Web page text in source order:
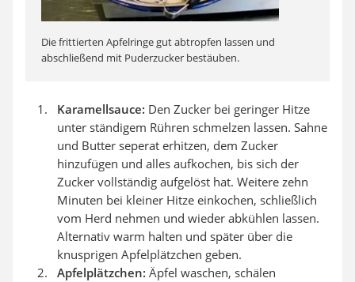
Die frittierten Apfelringe gut abtropfen lassen und
abschließend mit Puderzucker bestäuben.
Karamellsauce: Den Zucker bei geringer Hitze
unter ständigem Rühren schmelzen lassen. Sahne
und Butter seperat erhitzen, dem Zucker
hinzufügen und alles aufkochen, bis sich der
Zucker vollständig aufgelöst hat. Weitere zehn
Minuten bei kleiner Hitze einkochen, schließlich
vom Herd nehmen und wieder abkühlen lassen.
Alternativ warm halten und später über die
knusprigen Apfelplätzchen geben.
Apfelplätzchen: Äpfel waschen, schälen